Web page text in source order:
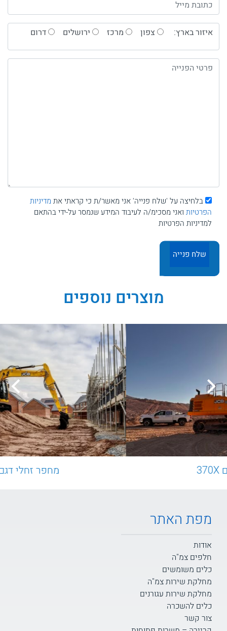
איזור בארץ: צפון מרכז ירושלים דרום
בלחיצה על 'שלח פנייה' אני מאשר/ת כי קראתי את מדיניות
הפרטיות ואני מסכימ/ה לעיבוד המידע שנמסר על-ידי בהתאם
למדיניות הפרטיות
מוצרים נוספים
מפת האתר
אודות
חלפים צמ"ה
כלים משומשים
מחלקת שירות צמ"ה
מחלקת שירות עגורנים
כלים להשכרה
צור קשר